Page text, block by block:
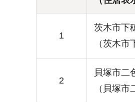
1
茨木市下
（茨木市
2
貝塚市二
（貝塚市